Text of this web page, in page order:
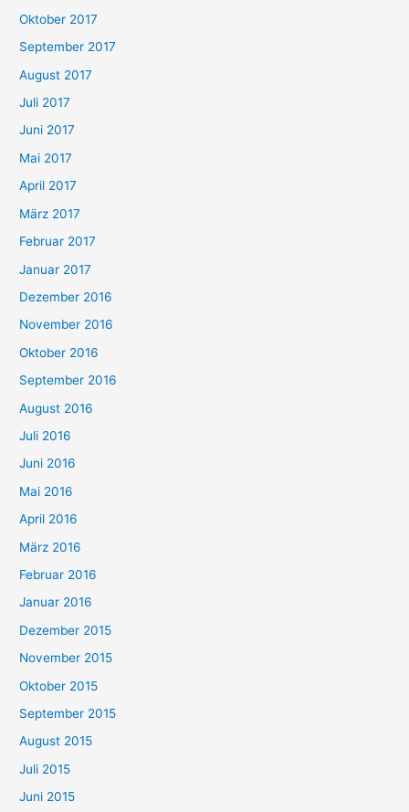
Oktober 2017
September 2017
August 2017
Juli 2017
Juni 2017
Mai 2017
April 2017
März 2017
Februar 2017
Januar 2017
Dezember 2016
November 2016
Oktober 2016
September 2016
August 2016
Juli 2016
Juni 2016
Mai 2016
April 2016
März 2016
Februar 2016
Januar 2016
Dezember 2015
November 2015
Oktober 2015
September 2015
August 2015
Juli 2015
Juni 2015